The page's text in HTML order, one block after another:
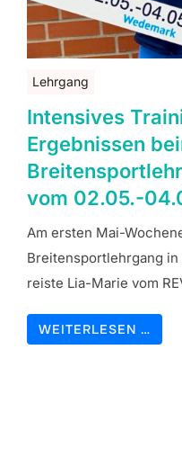
Lehrgang
Intensives
Ergebnissen
vom 02.05.-
Am ersten Mai-
Breitensportlehrgang
reiste Lia-Marie vom
WEITERLESEN …